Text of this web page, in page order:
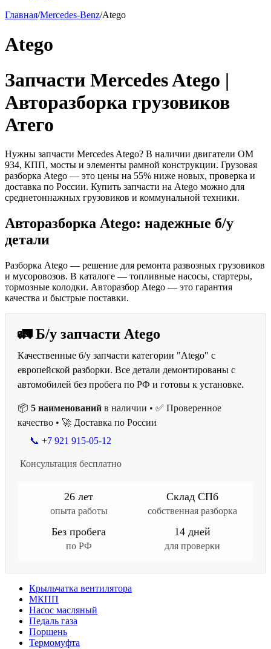
Главная/Mercedes-Benz/Atego
Atego
Запчасти Mercedes Atego |
Авторазборка грузовиков
Атего
Нужны запчасти Mercedes Atego? В наличии двигатели OM
934, КПП, мосты и элементы рамной конструкции. Грузовая
разборка Atego — это цены на 55% ниже новых, проверка и
доставка по России. Купить запчасти на Atego можно для
среднетоннажных грузовиков и коммунальной техники.
Авторазборка Atego: надежные б/у
детали
Разборка Atego — решение для ремонта развозных грузовиков
и мусоровозов. В каталоге — топливные насосы, стартеры,
тормозные колодки. Авторазбор Atego — это гарантия
качества и быстрые поставки.
🚛 Б/у запчасти Atego
Качественные б/у запчасти категории "Atego" с
европейской разборки. Все детали демонтированы с
автомобилей без пробега по РФ и готовы к установке.
📦 5 наименований в наличии • ✅ Проверенное
качество • 🚀 Доставка по России
📞 +7 921 915-05-12
Консультация бесплатно
26 лет
опыта работы
Склад СПб
собственная разборка
Без пробега
по РФ
14 дней
для проверки
Крыльчатка вентилятора
МКПП
Насос масляный
Педаль газа
Поршень
Термомуфта